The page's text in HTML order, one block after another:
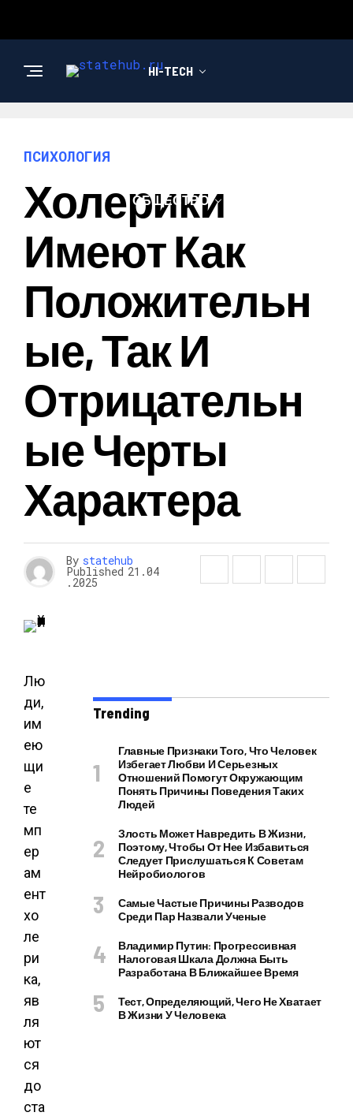
HI-TECH
ОБЩЕСТВО
ПСИХОЛОГИЯ
Холерики
Имеют Как
Положительн
Ые, Так И
Отрицательн
Ые Черты
Характера
By statehub
Published 21.04
.2025
Лю
ди,
им
ею
щи
е
те
мп
ер
ам
ент
хо
ле
ри
ка,
яв
ля
ют
ся
до
ста
Trending
Главные Признаки Того, Что Человек
Избегает Любви И Серьезных
Отношений Помогут Окружающим
Понять Причины Поведения Таких
Людей
Злость Может Навредить В Жизни,
Поэтому, Чтобы От Нее Избавиться
Следует Прислушаться К Советам
Нейробиологов
Самые Частые Причины Разводов
Среди Пар Назвали Ученые
Владимир Путин: Прогрессивная
Налоговая Шкала Должна Быть
Разработана В Ближайшее Время
Тест, Определяющий, Чего Не Хватает
В Жизни У Человека